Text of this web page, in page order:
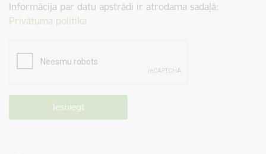
Informācija par datu apstrādi ir atrodama sadaļā:
Privātuma politika